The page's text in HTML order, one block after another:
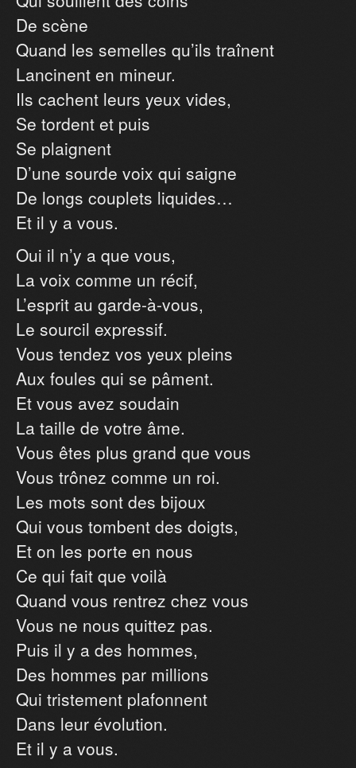
De scène
Quand les semelles qu’ils traînent
Lancinent en mineur.
Ils cachent leurs yeux vides,
Se tordent et puis
Se plaignent
D’une sourde voix qui saigne
De longs couplets liquides…
Et il y a vous.
Oui il n’y a que vous,
La voix comme un récif,
L’esprit au garde-à-vous,
Le sourcil expressif.
Vous tendez vos yeux pleins
Aux foules qui se pâment.
Et vous avez soudain
La taille de votre âme.
Vous êtes plus grand que vous
Vous trônez comme un roi.
Les mots sont des bijoux
Qui vous tombent des doigts,
Et on les porte en nous
Ce qui fait que voilà
Quand vous rentrez chez vous
Vous ne nous quittez pas.
Puis il y a des hommes,
Des hommes par millions
Qui tristement plafonnent
Dans leur évolution.
Et il y a vous.